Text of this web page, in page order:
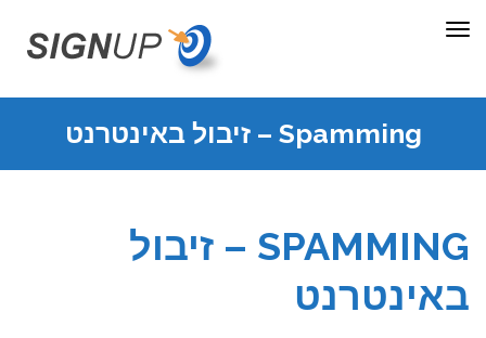
תפריט
Spamming – זיבול באינטרנט
SPAMMING – זיבול
באינטרנט